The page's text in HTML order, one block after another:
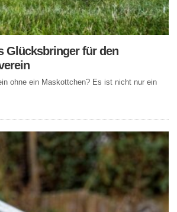
Glücksbringer für den
ohne ein Maskottchen? Es ist nicht nur ein